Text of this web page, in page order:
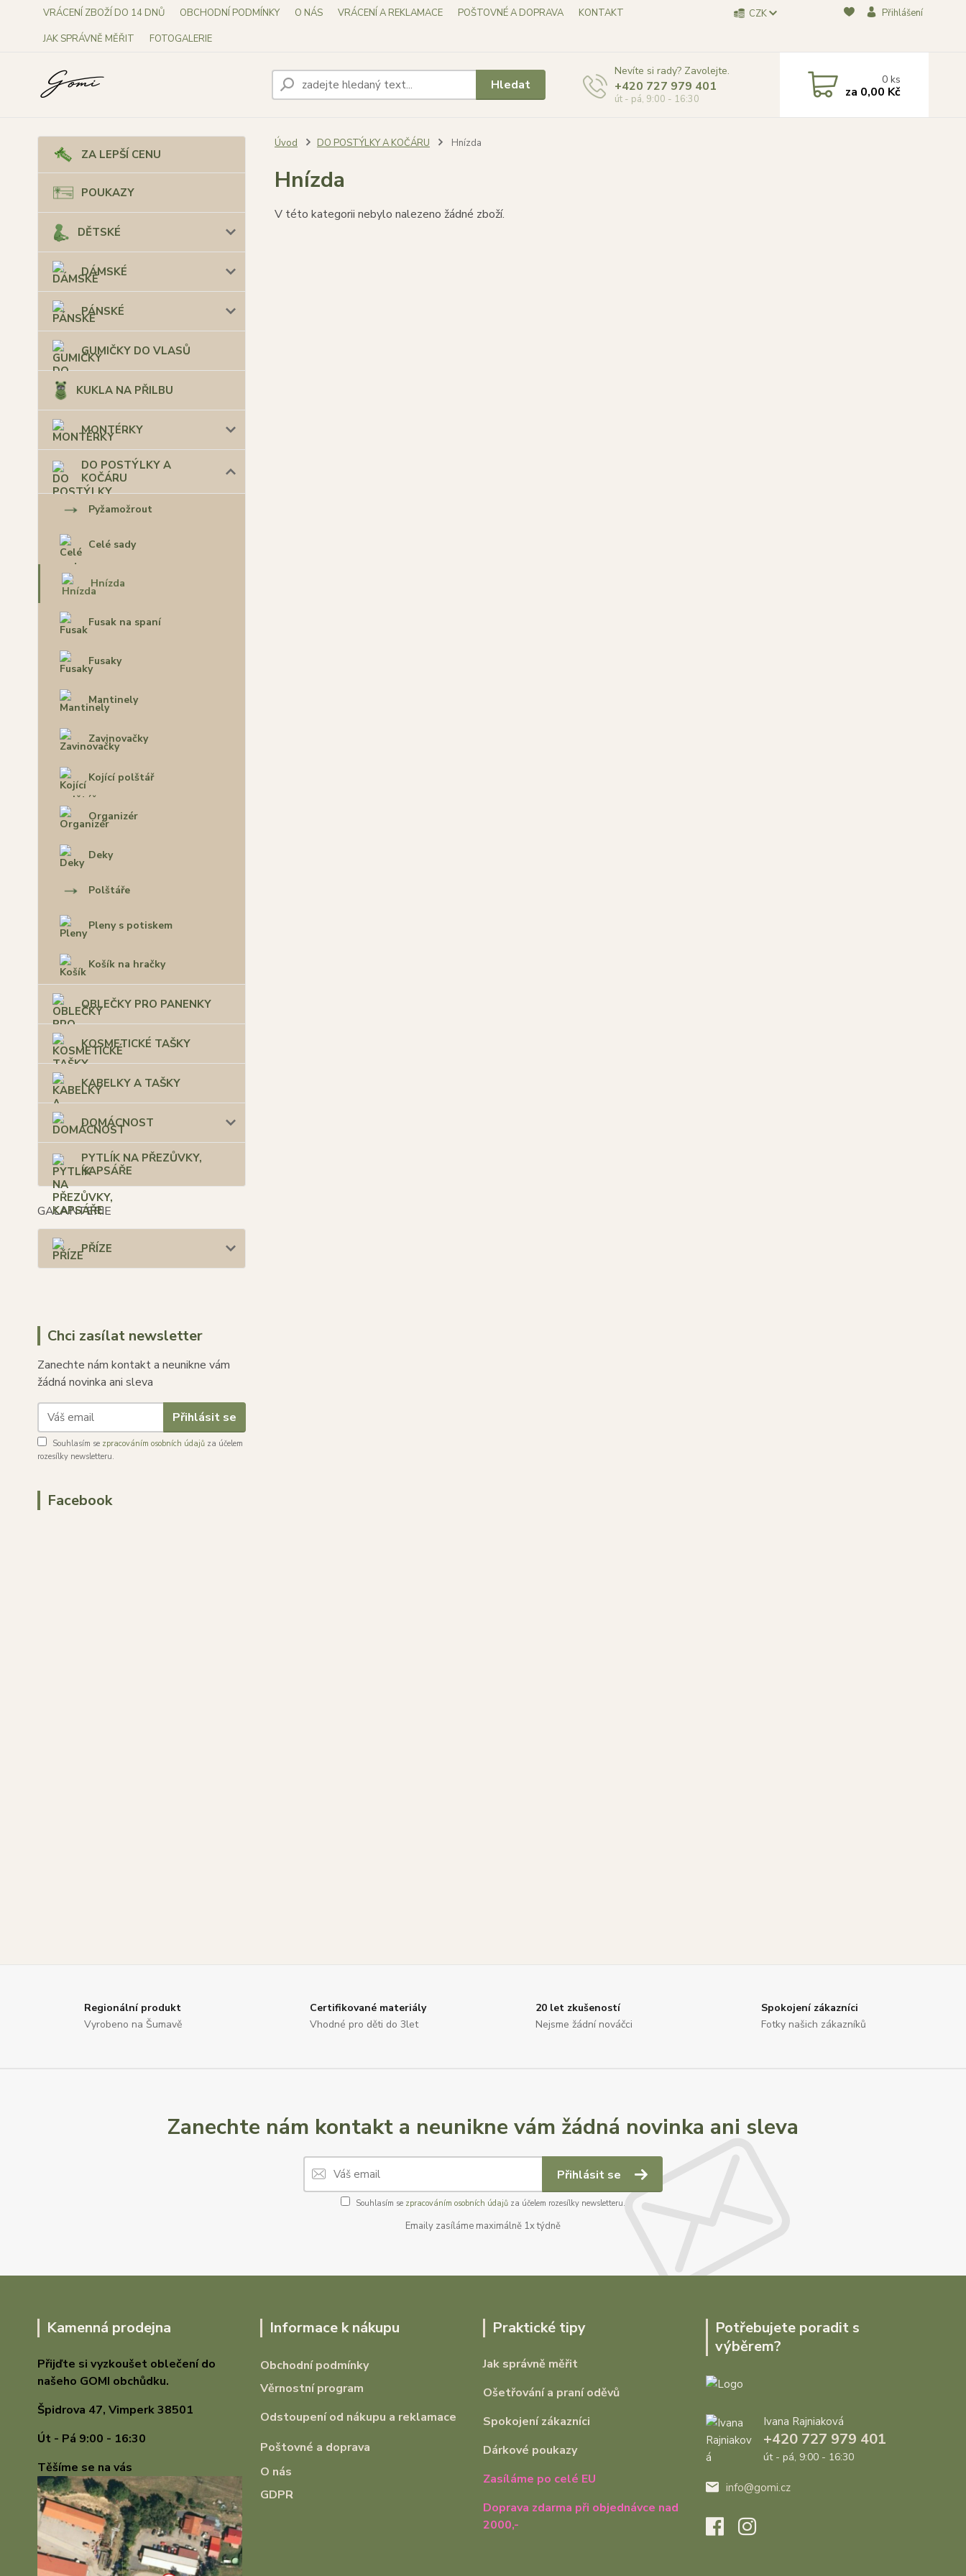
VRÁCENÍ ZBOŽÍ DO 14 DNŮ OBCHODNÍ PODMÍNKY O NÁS VRÁCENÍ A REKLAMACE POŠTOVNÉ A DOPRAVA
KONTAKT
JAK SPRÁVNĚ MĚŘIT
FOTOGALERIE
CZK Přihlášení
Hledat
Nevíte si rady? Zavolejte.
+420 727 979 401
út - pá, 9:00 - 16:30
0ks
za 0,00 Kč
ZA LEPŠÍ CENU
POUKAZY
DĚTSKÉ
DÁMSKÉ
PÁNSKÉ
GUMIČKY DO VLASŮ
KUKLA NA PŘILBU
MONTÉRKY
DO POSTÝLKY A
KOČÁRU
Pyžamožrout
Celé sady
Hnízda
Fusak na spaní
Fusaky
Mantinely
Zavinovačky
Kojící polštář
Organizér
Deky
Polštáře
Pleny s potiskem
Košík na hračky
OBLEČKY PRO PANENKY
KOSMETICKÉ TAŠKY
KABELKY A TAŠKY
DOMÁCNOST
PYTLÍK NA PŘEZŮVKY,
KAPSÁŘE
GALANTERIE
PŘÍZE
Chci zasílat newsletter
Zanechte nám kontakt a neunikne vám
žádná novinka ani sleva
Přihlásit se
Souhlasím se zpracováním osobních údajů za účelem
rozesílky newsletteru.
Facebook
Úvod DO POSTÝLKY A KOČÁRU Hnízda
Hnízda
V této kategorii nebylo nalezeno žádné zboží.
Regionální produkt
Vyrobeno na Šumavě
Certifikované materiály
Vhodné pro děti do 3let
20 let zkušeností
Nejsme žádní nováčci
Spokojení zákazníci
Fotky našich zákazníků
Zanechte nám kontakt a neunikne vám žádná novinka ani sleva
Přihlásit se
Souhlasím se zpracováním osobních údajů za účelem rozesílky newsletteru.
Emaily zasíláme maximálně 1x týdně
Kamenná prodejna
Přijďte si vyzkoušet oblečení do
našeho GOMI obchůdku.
Špidrova 47, Vimperk 38501
Út - Pá 9:00 - 16:30
Těšíme se na vás
Informace k nákupu
Obchodní podmínky
Věrnostní program
Odstoupení od nákupu a reklamace
Poštovné a doprava
O nás
GDPR
Praktické tipy
Jak správně měřit
Ošetřování a praní oděvů
Spokojení zákazníci
Dárkové poukazy
Zasíláme po celé EU
Doprava zdarma při objednávce nad
2000,-
Potřebujete poradit s
výběrem?
Ivana Rajniaková
+420 727 979 401
út - pá, 9:00 - 16:30
info@gomi.cz